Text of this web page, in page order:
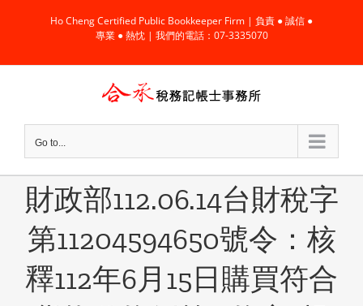
content
Ho Cheng Certified Public Bookkeeper Firm | 負責 ● 誠信 ●
專業 ● 熱忱 | 我們的電話：07-3335070
Go to...
財政部112.06.14台財稅字
第11204594650號令：核
釋112年6月15日購買符合